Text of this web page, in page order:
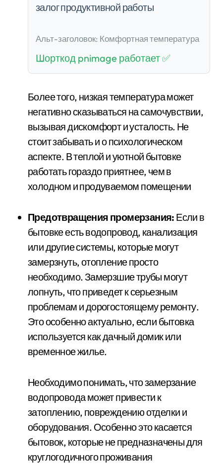
залог продуктивной работы
Альт-заголовок: Комфортная температура
Шорткод pnimage работает ✅
Более того, низкая температура может
негативно сказываться на самочувствии,
вызывая дискомфорт и усталость. Не
стоит забывать и о психологическом
аспекте. В теплой и уютной бытовке
работать гораздо приятнее, чем в
холодном и продуваемом помещении
Предотвращения промерзания: Если в
бытовке есть водопровод, канализация
или другие системы, которые могут
замерзнуть, отопление просто
необходимо. Замерзшие трубы могут
лопнуть, что приведет к серьезным
проблемам и дорогостоящему ремонту.
Это особенно актуально, если бытовка
используется как дачный домик или
временное жилье.
Необходимо понимать, что замерзание
водопровода может привести к
затоплению, повреждению отделки и
оборудования. Особенно это касается
бытовок, которые не предназначены для
круглогодичного проживания